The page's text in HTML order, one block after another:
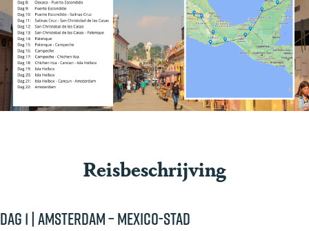
Reisbeschrijving
Dag 1 | Amsterdam – Mexico-Stad